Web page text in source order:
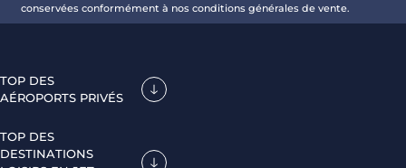
conservées conformément à nos conditions générales de vente.
TOP DES
AÉROPORTS PRIVÉS
TOP DES
DESTINATIONS